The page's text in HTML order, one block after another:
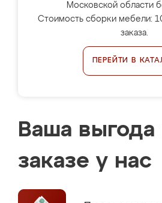
Московской области
Стоимость сборки мебели:
заказа.
ПЕРЕЙТИ В
Ваша выгода
заказе у нас